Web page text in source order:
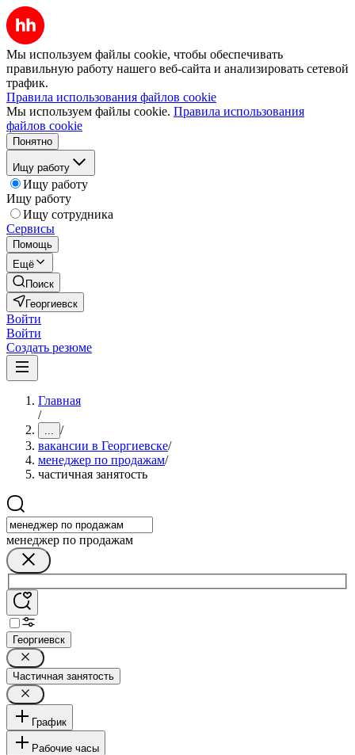
Мы используем файлы cookie, чтобы обеспечивать
правильную работу нашего веб-сайта и анализировать сетевой
трафик.
Правила использования файлов cookie
Мы используем файлы cookie. Правила использования
файлов cookie
Понятно
Ищу работу
Ищу работу
Ищу работу
Ищу сотрудника
Сервисы
Помощь
Ещё
Поиск
Георгиевск
Войти
Войти
Создать резюме
Главная
/
... /
вакансии в Георгиевске/
менеджер по продажам/
частичная занятость
менеджер по продажам
Георгиевск
Частичная занятость
График
Рабочие часы